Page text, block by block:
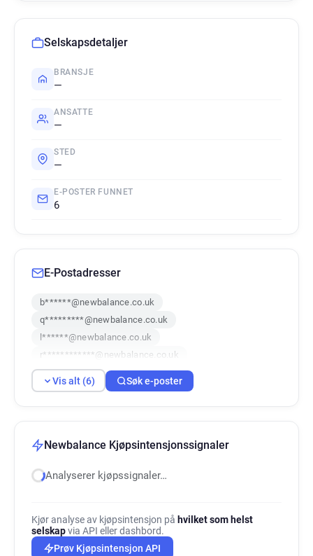
Selskapsdetaljer
BRANSJE
—
ANSATTE
—
STED
—
E-POSTER FUNNET
6
E-Postadresser
b******@newbalance.co.uk
q*********@newbalance.co.uk
l******@newbalance.co.uk
r************@newbalance.co.uk
c************@newbalance.co.uk
t*******@newbalance.co.uk
Vis alt (6) Søk e-poster
Newbalance Kjøpsintensjonssignaler
Analyserer kjøpssignaler…
Kjør analyse av kjøpsintensjon på hvilket som helst
selskapvia API eller dashbord.
Prøv Kjøpsintensjon API